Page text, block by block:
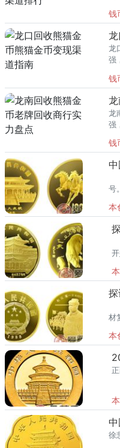
熊
钱
龙
强
熊
钱
龙
强
熊
钱
号
本
材
自
本
徐